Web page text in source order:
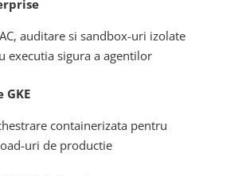
auditare si sandbox-uri izolate
executia sigura a agentilor
containerizata pentru
uri de productie